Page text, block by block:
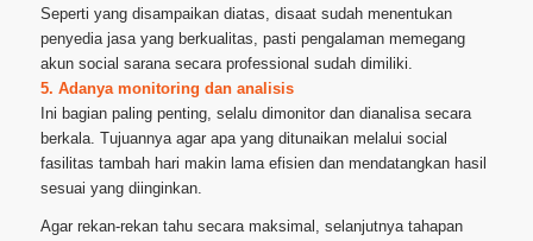
Seperti yang disampaikan diatas, disaat sudah menentukan
penyedia jasa yang berkualitas, pasti pengalaman memegang
akun social sarana secara professional sudah dimiliki.
5. Adanya monitoring dan analisis
Ini bagian paling penting, selalu dimonitor dan dianalisa secara
berkala. Tujuannya agar apa yang ditunaikan melalui social
fasilitas tambah hari makin lama efisien dan mendatangkan hasil
sesuai yang diinginkan.
Agar rekan-rekan tahu secara maksimal, selanjutnya tahapan